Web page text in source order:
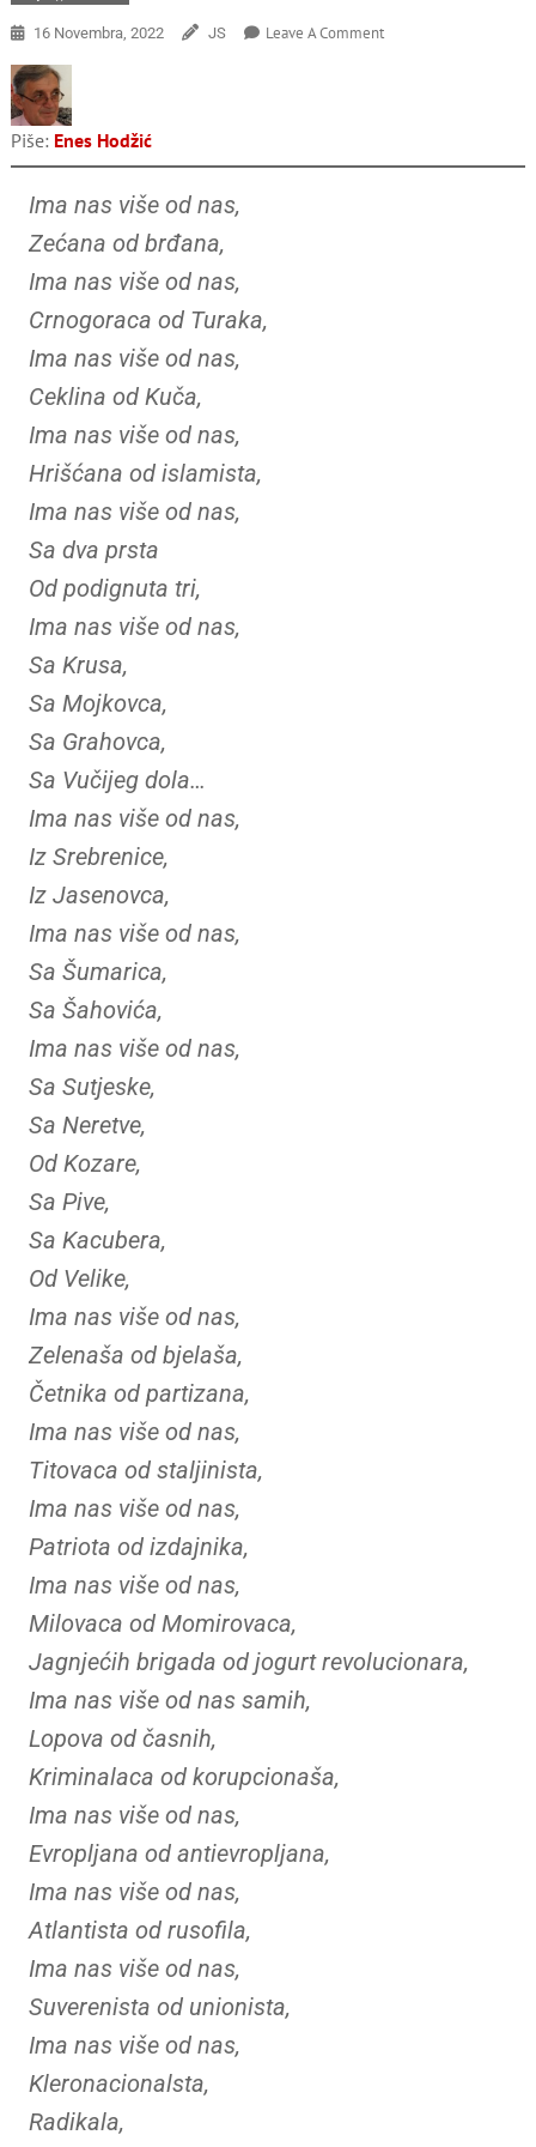
16 Novembra, 2022 JS Leave A CommentOn
Piše: Enes Hodžić
Ima nas više od nas,
Zećana od brđana,
Ima nas više od nas,
Crnogoraca od Turaka,
Ima nas više od nas,
Ceklina od Kuča,
Ima nas više od nas,
Hrišćana od islamista,
Ima nas više od nas,
Sa dva prsta
Od podignuta tri,
Ima nas više od nas,
Sa Krusa,
Sa Mojkovca,
Sa Grahovca,
Sa Vučijeg dola…
Ima nas više od nas,
Iz Srebrenice,
Iz Jasenovca,
Ima nas više od nas,
Sa Šumarica,
Sa Šahovića,
Ima nas više od nas,
Sa Sutjeske,
Sa Neretve,
Od Kozare,
Sa Pive,
Sa Kacubera,
Od Velike,
Ima nas više od nas,
Zelenaša od bjelaša,
Četnika od partizana,
Ima nas više od nas,
Titovaca od staljinista,
Ima nas više od nas,
Patriota od izdajnika,
Ima nas više od nas,
Milovaca od Momirovaca,
Jagnjećih brigada od jogurt revolucionara,
Ima nas više od nas samih,
Lopova od časnih,
Kriminalaca od korupcionaša,
Ima nas više od nas,
Evropljana od antievropljana,
Ima nas više od nas,
Atlantista od rusofila,
Ima nas više od nas,
Suverenista od unionista,
Ima nas više od nas,
Kleronacionalsta,
Radikala,